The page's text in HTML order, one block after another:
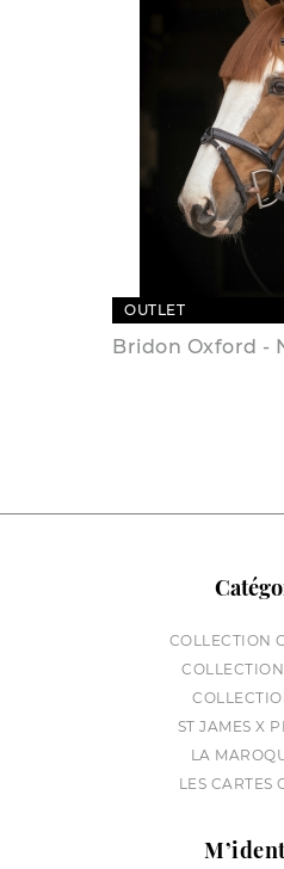
OUTLET
Bridon Oxford -
COLLECTION
ST JAMES X
LA
LES CARTES